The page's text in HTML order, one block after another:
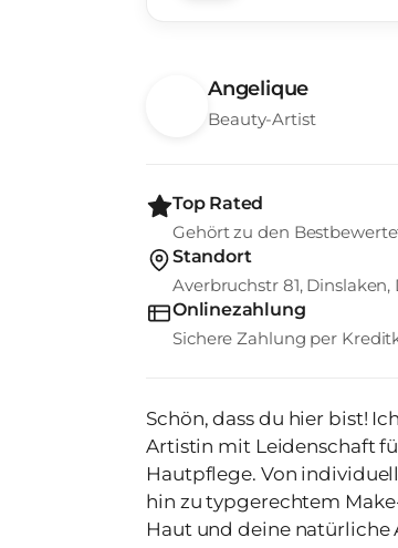
Angelique
Beauty-Artist
Top Rated
Gehört zu den
Standort
Averbruchstr 81, Dinslaken,
Onlinezahlung
Sichere Zahlung per
Schön, dass du hier bist!
Artistin mit Leidenschaft
Hautpflege. Von
hin zu typgerechtem
Haut und deine